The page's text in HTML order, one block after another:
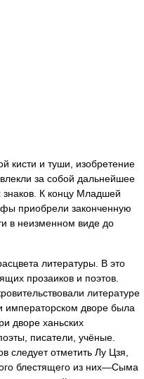
кисти и туши, изобретение
за собой дальнейшее
К концу Младшей
приобрели законченную
в неизменном виде до
литературы. В это
прозаиков и поэтов.
литературе
императорском дворе была
дворе ханьских
писатели, учёные.
следует отметить Лу Цзя,
блестящего из них—Сыма